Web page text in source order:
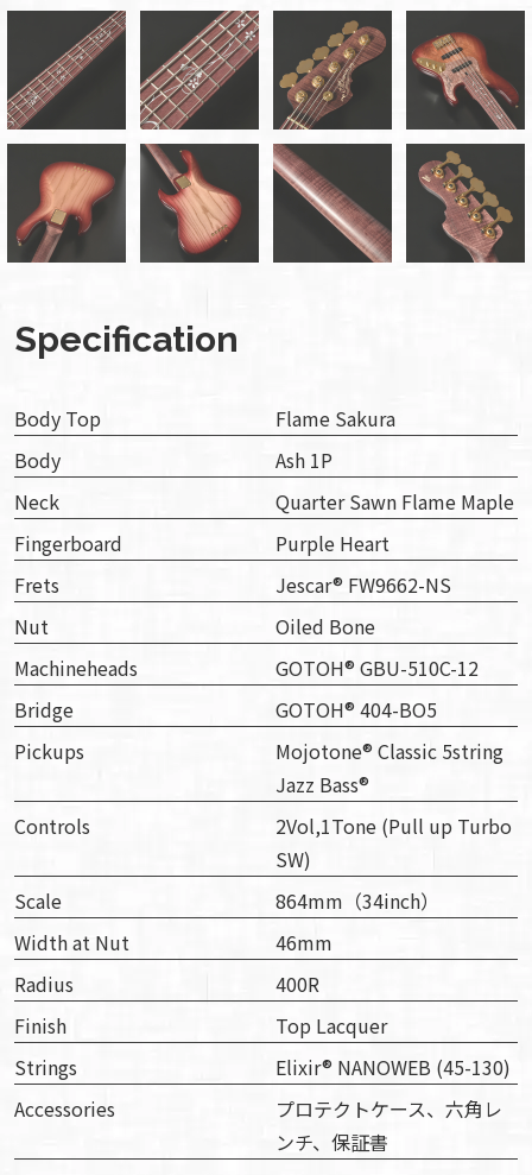
Specification
Body Top
Flame Sakura
Body
Ash 1P
Neck
Quarter Sawn Flame Maple
Fingerboard
Purple Heart
Frets
Jescar® FW9662-NS
Nut
Oiled Bone
Machineheads
GOTOH® GBU-510C-12
Bridge
GOTOH® 404-BO5
Pickups
Mojotone® Classic 5string
Jazz Bass®︎
Controls
2Vol,1Tone (Pull up Turbo
SW)
Scale
864mm（34inch）
Width at Nut
46mm
Radius
400R
Finish
Top Lacquer
Strings
Elixir® NANOWEB (45-130)
Accessories
プロテクトケース、六角レ
ンチ、保証書